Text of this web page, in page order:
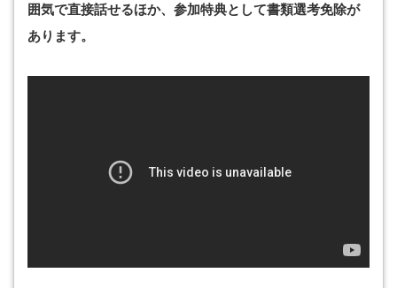
囲気で直接話せるほか、参加特典として書類選考免除が
あります。